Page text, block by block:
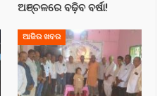
ଅଞ୍ଚଳରେ ବଢ଼ିବ ବର୍ଷା!
ଆଜିର ଖବର